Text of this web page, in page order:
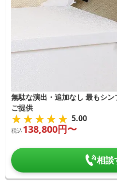
無駄な演出・追加なし 最もシ
ご提供
★★★★★
★★★★★ 5.00
税込138,800円〜
相談